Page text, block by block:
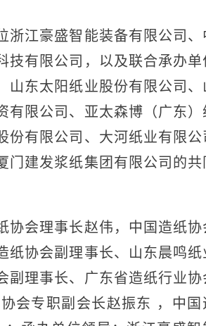
江豪盛智能装备有限公司、
技有限公司，以及联合承办单
山东太阳纸业股份有限公司、
有限公司、亚太森博（广东）
有限公司、大河纸业有限公
门建发浆纸集团有限公司的共
会理事长赵伟，中国造纸协
纸协会副理事长、山东晨鸣纸
副理事长、广东省造纸行业协
会专职副会长赵振东 ，中国